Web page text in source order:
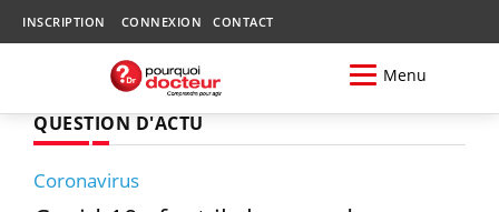
INSCRIPTION CONNEXION CONTACT
Menu
QUESTION D'ACTU
Coronavirus